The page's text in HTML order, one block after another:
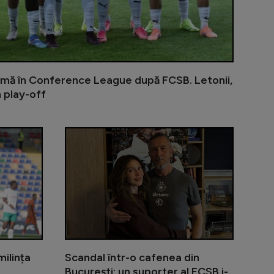
în Conference League după FCSB. Letonii,
play-off
ului: ”O echipă slabă, bine că i-am disciplinat
MM Stoica a izbucnit după ce FCSB a părăsit
Scandal într-o cafenea din